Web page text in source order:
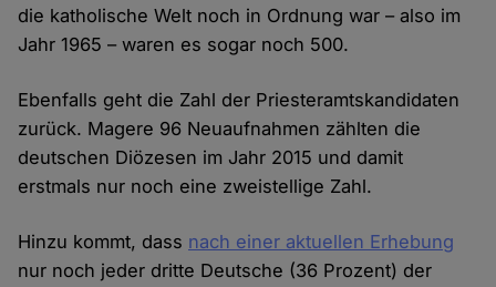
die katholische Welt noch in Ordnung war – also im
Jahr 1965 – waren es sogar noch 500.
Ebenfalls geht die Zahl der Priesteramtskandidaten
zurück. Magere 96 Neuaufnahmen zählten die
deutschen Diözesen im Jahr 2015 und damit
erstmals nur noch eine zweistellige Zahl.
Hinzu kommt, dass nach einer aktuellen Erhebung
nur noch jeder dritte Deutsche (36 Prozent) der